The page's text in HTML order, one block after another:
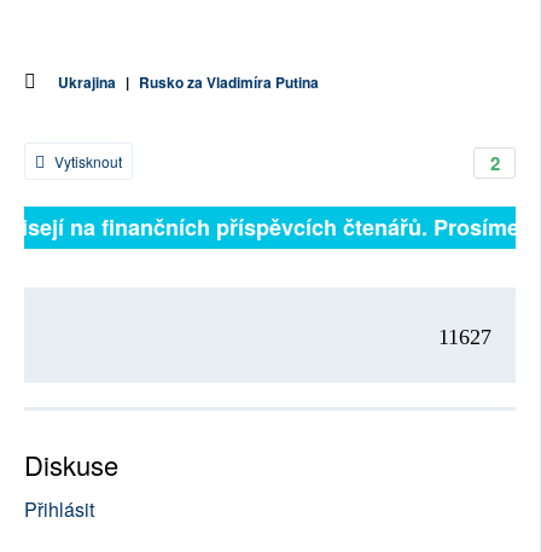
Ukrajina | Rusko za Vladimíra Putina
2
Vytisknout
na finančních příspěvcích čtenářů. Prosíme,
11627
Diskuse
Přihlásit